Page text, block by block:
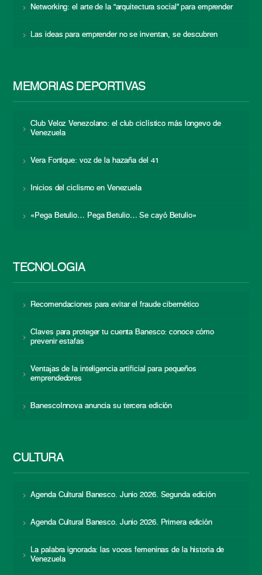
Networking: el arte de la “arquitectura social” para emprender
Las ideas para emprender no se inventan, se descubren
MEMORIAS DEPORTIVAS
Club Veloz Venezolano: el club ciclístico más longevo de
Venezuela
Vera Fortique: voz de la hazaña del 41
Inicios del ciclismo en Venezuela
«Pega Betulio… Pega Betulio… Se cayó Betulio»
TECNOLOGÍA
Recomendaciones para evitar el fraude cibernético
Claves para proteger tu cuenta Banesco: conoce cómo
prevenir estafas
Ventajas de la inteligencia artificial para pequeños
emprendedores
BanescoInnova anuncia su tercera edición
CULTURA
Agenda Cultural Banesco. Junio 2026. Segunda edición
Agenda Cultural Banesco. Junio 2026. Primera edición
La palabra ignorada: las voces femeninas de la historia de
Venezuela